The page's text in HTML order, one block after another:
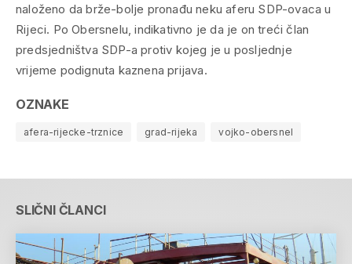
naloženo da brže-bolje pronađu neku aferu SDP-ovaca u
Rijeci. Po Obersnelu, indikativno je da je on treći član
predsjedništva SDP-a protiv kojeg je u posljednje
vrijeme podignuta kaznena prijava.
OZNAKE
afera-rijecke-trznice grad-rijeka vojko-obersnel
SLIČNI ČLANCI